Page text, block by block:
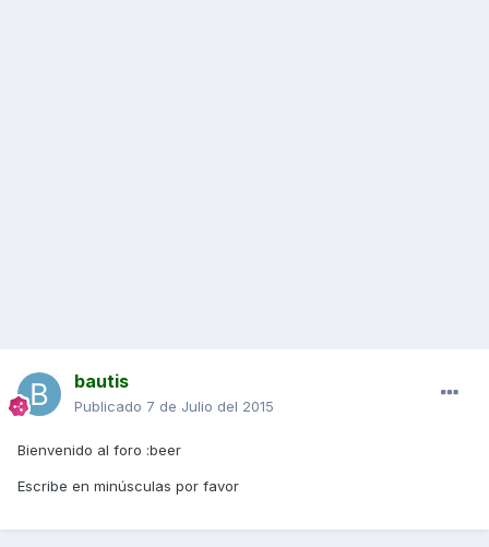
bautis
Publicado 7 de Julio del 2015
Bienvenido al foro :beer
Escribe en minúsculas por favor